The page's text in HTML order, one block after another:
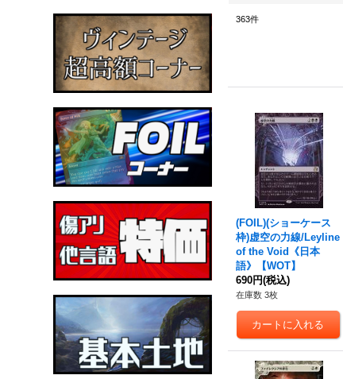
363件
(FOIL)(ショーケース
枠)虚空の力線/Leyline
of the Void《日本
語》【WOT】
690円(税込)
在庫数 3枚